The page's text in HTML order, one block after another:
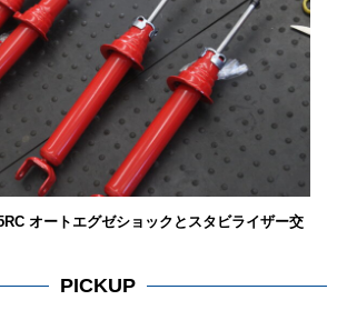
オートエグゼショックとスタビライザー交
PICKUP